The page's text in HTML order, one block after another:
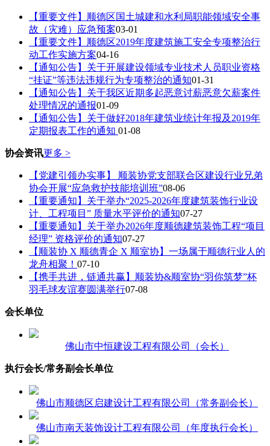
【重要文件】顺德区国土城建和水利局职能领域安全事
故（灾难）应急预案03-01
【重要文件】顺德区2019年度建筑施工安全专项整治行
动工作实施方案04-16
【通知公告】关于开展建设领域专业技术人员职业资格
“挂证”等违法违规行为专项整治的通知01-31
【通知公告】关于我区近期多起恶意讨薪恶意欠薪案件
处理情况的通报01-09
【通知公告】关于做好2018年建筑业统计年报及2019年
定期报表工作的通知 01-08
协会资讯更多 >
【党建引领办实事】 顺装协党支部联合区建设行业兄弟
协会开展“应急救护技能培训班”08-06
【重要通知】关于举办“2025-2026年度建筑装饰行业设
计、工程项目” 质量水平评价的通知07-27
【重要通知】关于举办2026年度顺德建筑装饰工程“项目
经理” 资格评价的通知07-27
【顺装协 X 顺德青企 X 顺室协】一场属于顺德行业人的
龙舟相聚！ 07-10
【携手共进，链通共赢】顺装协&顺室协“羽你筑梦”杯
羽毛球友谊赛圆满举行07-08
会长单位
佛山市中恒建设工程有限公司（会长）
执行会长/常务副会长单位
佛山市顺德区启建设计工程有限公司（常务副会长）
佛山市南天装饰设计工程有限公司（年度执行会长）